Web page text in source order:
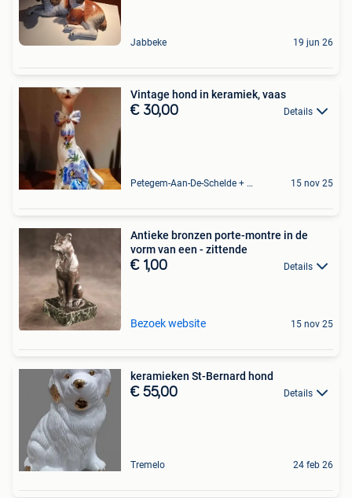
Jabbeke 19 jun 26
Vintage hond in keramiek, vaas
€ 30,00 Details
Petegem-Aan-De-Schelde + Deel Van Oudenaarde 15 nov 25
Antieke bronzen porte-montre in de
vorm van een - zittende
€ 1,00 Details
Bezoek website 15 nov 25
keramieken St-Bernard hond
€ 55,00 Details
Tremelo 24 feb 26